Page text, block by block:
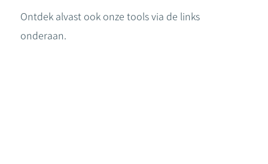
Ontdek alvast ook onze tools via de links
onderaan.